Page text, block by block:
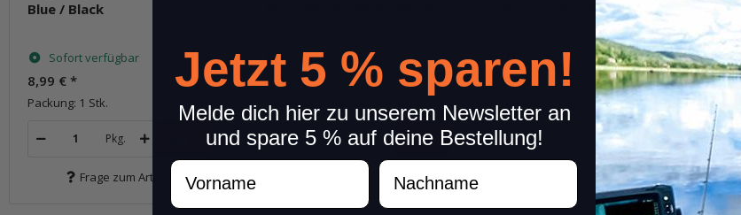
Blue / Black
Sofort verfügbar
8,99 € *
Packung: 1 Stk.
Pkg.
Frage zum Artikel
Sofort verfügbar
8,99 €*
Packung: 1 Stk.
Pkg.
Frage zum Artikel
Knapper Lagerbestand
8,99 €
Frage zum Artikel
Jetzt 5 % sparen!
Melde dich hier zu unserem Newsletter an
und spare 5 % auf deine Bestellung!
Vorname Nachname